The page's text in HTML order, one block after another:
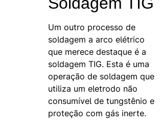
Um outro processo de
soldagem a arco elétrico
que merece destaque é a
soldagem TIG. Esta é uma
operação de soldagem que
utiliza um eletrodo não
consumível de tungstênio e
proteção com gás inerte.